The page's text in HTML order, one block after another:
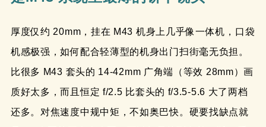
厚度仅约 20mm，挂在 M43 机身上几乎像一体机，口袋
机感极强，如何配合轻薄型的机身出门扫街毫无负担。
比很多 M43 套头的 14-42mm 广角端（等效 28mm）画
质好太多，而且恒定 f/2.5 比套头的 f/3.5-5.6 大了两档
还多。对焦速度中规中矩，不如奥巴快。硬要找缺点就